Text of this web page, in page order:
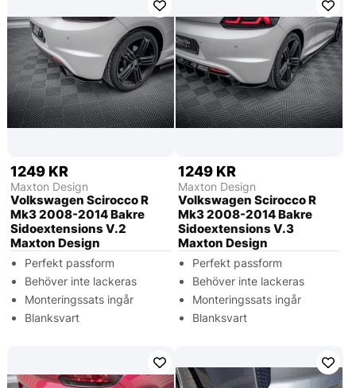
1249 KR
Maxton Design
Volkswagen Scirocco R
Mk3 2008-2014 Bakre
Sidoextensions V.2
Maxton Design
Perfekt passform
Behöver inte lackeras
Monteringssats ingår
Blanksvart
1249 KR
Maxton Design
Volkswagen Scirocco R
Mk3 2008-2014 Bakre
Sidoextensions V.3
Maxton Design
Perfekt passform
Behöver inte lackeras
Monteringssats ingår
Blanksvart